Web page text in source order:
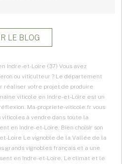
LE BLOG
Indre-et-Loire (37) Vous avez
ou viticulteur ? Le département
réaliser votre projet de produire
viticole en Indre-et-Loire est un
Ma-propriete-viticole.fr vous
à vendre dans toute la
en Indre-et-Loire. Bien choisir son
Loire Le vignoble de la Vallée de la
grands vignobles français et a une
en Indre-et-Loire. Le climat et le